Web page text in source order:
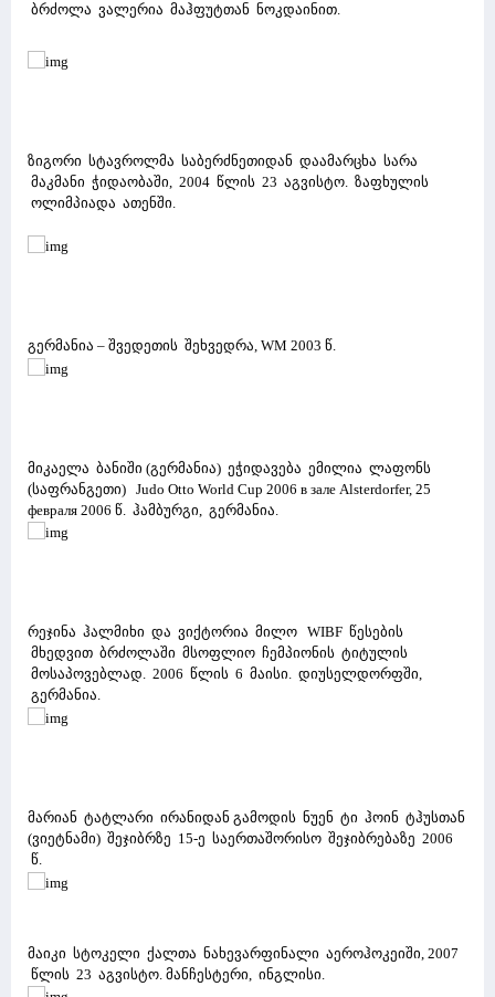
ბრძოლა ვალერია მაჰფუტთან ნოკდაინით.
ზიგორი სტავროლმა საბერძნეთიდან დაამარცხა სარა
მაკმანი ჭიდაობაში, 2004 წლის 23 აგვისტო. ზაფხულის
ოლიმპიადა ათენში.
გერმანია – შვედეთის შეხვედრა, WM 2003 წ.
მიკაელა ბანიში (გერმანია) ეჭიდავება ემილია ლაფონს
(საფრანგეთი) Judo Otto World Cup 2006 в зале Alsterdorfer, 25
февраля 2006 წ. ჰამბურგი, გერმანია.
რეჯინა ჰალმიხი და ვიქტორია მილო WIBF წესების
მხედვით ბრძოლაში მსოფლიო ჩემპიონის ტიტულის
მოსაპოვებლად. 2006 წლის 6 მაისი. დიუსელდორფში,
გერმანია.
მარიან ტატლარი ირანიდან გამოდის ნუენ ტი ჰოინ ტჰუსთან
(ვიეტნამი) შეჯიბრზე 15-ე საერთაშორისო შეჯიბრებაზე 2006
წ.
მაიკი სტოკელი ქალთა ნახევარფინალი აეროჰოკეიში, 2007
წლის 23 აგვისტო. მანჩესტერი, ინგლისი.